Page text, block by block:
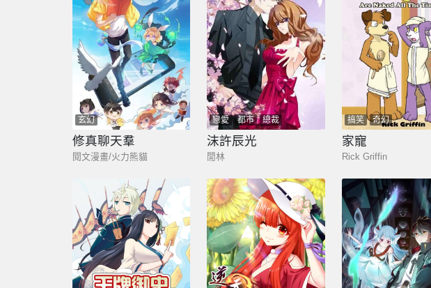
玄幻
修真聊天羣
閱文漫畫/火力熊貓
戀愛 都市 總裁
沫許辰光
閒林
搞笑 奇幻
家寵
Rick Griffin